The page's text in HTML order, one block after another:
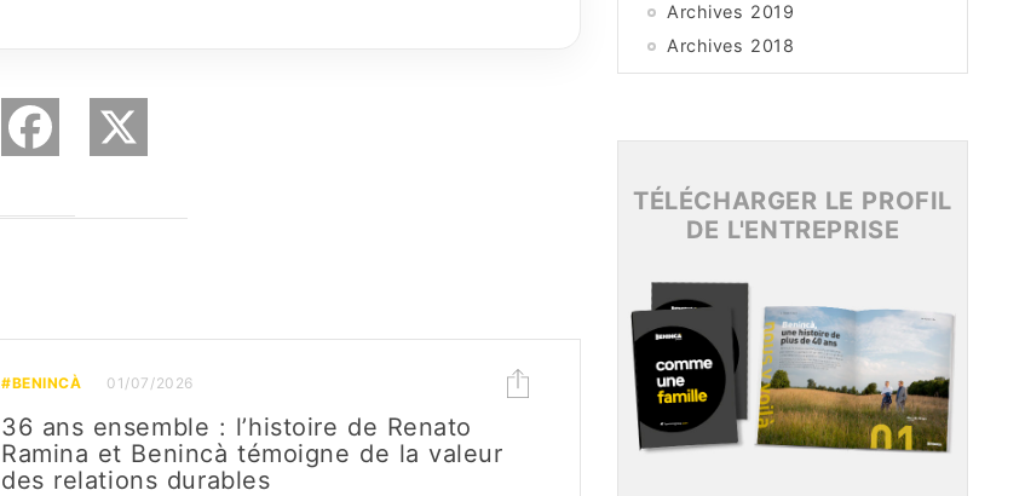
#BENINCÀ 01/07/2026
36 ans ensemble : l’histoire de Renato
Ramina et Benincà témoigne de la valeur
des relations durables
Archives 2019
Archives 2018
Archives 2017
Archives 2015
TÉLÉCHARGER LE PROFIL
DE L'ENTREPRISE